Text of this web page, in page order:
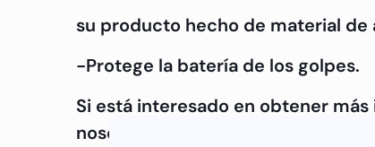
su producto hecho de material
-Protege la batería de los golpes.
Si está interesado en obtener
nosotros.